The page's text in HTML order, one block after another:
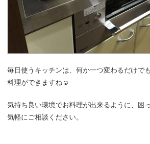
毎日使うキッチンは、何か一つ変わるだけで
料理ができますね☺
気持ち良い環境でお料理が出来るように、困
気軽にご相談ください。